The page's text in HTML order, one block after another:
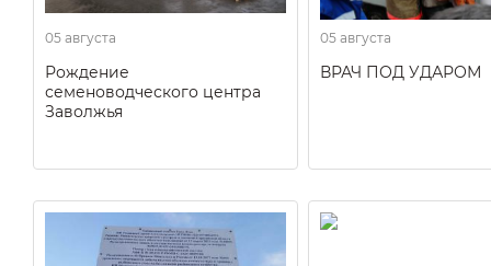
05 августа
Рождение
семеноводческого центра
Заволжья
05 августа
ВРАЧ ПОД УДАРОМ